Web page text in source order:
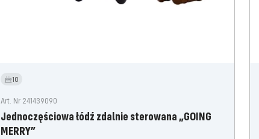
10
Art. Nr 241439090
Jednoczęściowa łódź zdalnie sterowana „GOING
MERRY”